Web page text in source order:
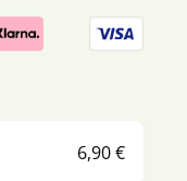
6,90 €